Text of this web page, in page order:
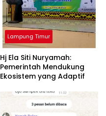
Lampung Timur
Hj Ela Siti Nuryamah:
Pemerintah Mendukung
Ekosistem yang Adaptif